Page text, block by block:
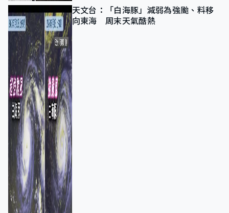
天文台：「白海豚」減弱為強颱、料移
向東海 周末天氣酷熱